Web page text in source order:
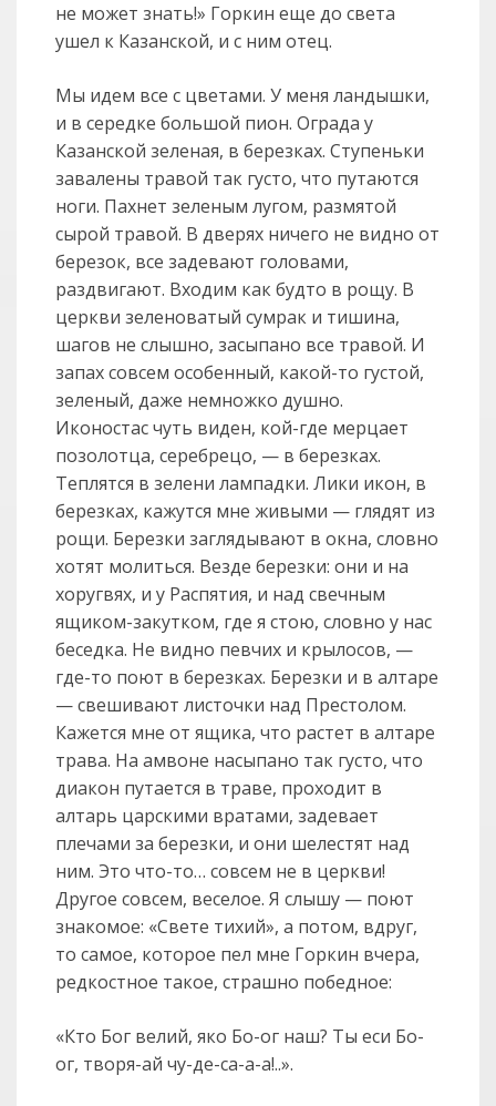
не может знать!» Горкин еще до света
ушел к Казанской, и с ним отец.
Мы идем все с цветами. У меня ландышки,
и в середке большой пион. Ограда у
Казанской зеленая, в березках. Ступеньки
завалены травой так густо, что путаются
ноги. Пахнет зеленым лугом, размятой
сырой травой. В дверях ничего не видно от
березок, все задевают головами,
раздвигают. Входим как будто в рощу. В
церкви зеленоватый сумрак и тишина,
шагов не слышно, засыпано все травой. И
запах совсем особенный, какой-то густой,
зеленый, даже немножко душно.
Иконостас чуть виден, кой-где мерцает
позолотца, серебрецо, — в березках.
Теплятся в зелени лампадки. Лики икон, в
березках, кажутся мне живыми — глядят из
рощи. Березки заглядывают в окна, словно
хотят молиться. Везде березки: они и на
хоругвях, и у Распятия, и над свечным
ящиком-закутком, где я стою, словно у нас
беседка. Не видно певчих и крылосов, —
где-то поют в березках. Березки и в алтаре
— свешивают листочки над Престолом.
Кажется мне от ящика, что растет в алтаре
трава. На амвоне насыпано так густо, что
диакон путается в траве, проходит в
алтарь царскими вратами, задевает
плечами за березки, и они шелестят над
ним. Это что-то… совсем не в церкви!
Другое совсем, веселое. Я слышу — поют
знакомое: «Свете тихий», а потом, вдруг,
то самое, которое пел мне Горкин вчера,
редкостное такое, страшно победное:
«Кто Бог велий, яко Бо-ог наш? Ты еси Бо-
ог, творя-ай чу-де-са-а-а!..».